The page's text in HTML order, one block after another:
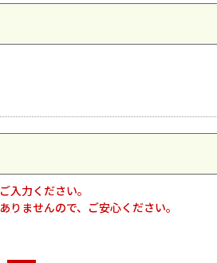
入力ください。
りませんので、ご安心ください。